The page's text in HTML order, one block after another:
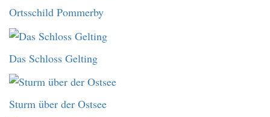
Ortsschild Pommerby
Das Schloss Gelting
Sturm über der Ostsee